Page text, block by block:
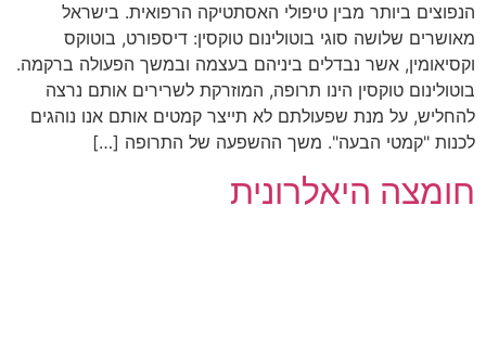
הנפוצים ביותר מבין טיפולי האסתטיקה הרפואית. בישראל
מאושרים שלושה סוגי בוטולינום טוקסין: דיספורט, בוטוקס
וקסיאומין, אשר נבדלים ביניהם בעצמה ובמשך הפעולה ברקמה.
בוטולינום טוקסין הינו תרופה, המוזרקת לשרירים אותם נרצה
להחליש, על מנת שפעולתם לא תייצר קמטים אותם אנו נוהגים
לכנות "קמטי הבעה". משך ההשפעה של התרופה […]
חומצה היאלרונית